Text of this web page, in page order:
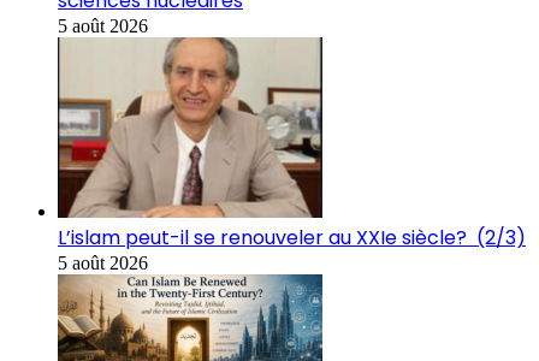
5 août 2026
L’islam peut-il se renouveler au XXIe siècle? (2/3)
5 août 2026